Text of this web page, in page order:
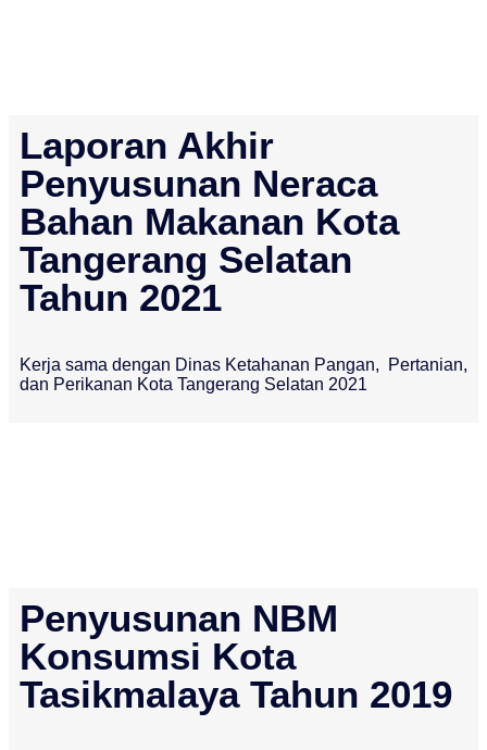
Laporan Akhir
Penyusunan Neraca
Bahan Makanan Kota
Tangerang Selatan
Tahun 2021
Kerja sama dengan Dinas Ketahanan Pangan, Pertanian,
dan Perikanan Kota Tangerang Selatan 2021
Penyusunan NBM
Konsumsi Kota
Tasikmalaya Tahun 2019